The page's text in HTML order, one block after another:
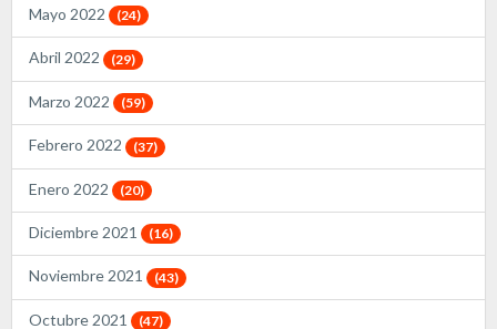
Mayo 2022 (24)
Abril 2022 (29)
Marzo 2022 (59)
Febrero 2022 (37)
Enero 2022 (20)
Diciembre 2021 (16)
Noviembre 2021 (43)
Octubre 2021 (47)